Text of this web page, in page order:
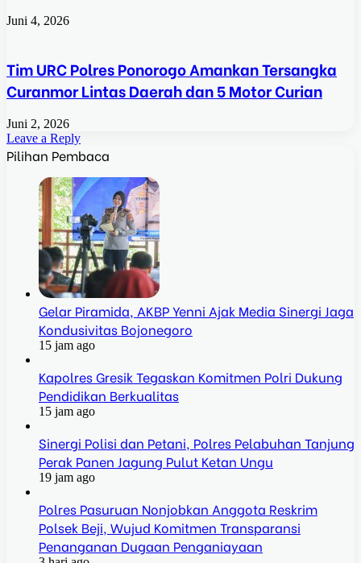
Juni 4, 2026
Tim URC Polres Ponorogo Amankan Tersangka
Curanmor Lintas Daerah dan 5 Motor Curian
Juni 2, 2026
Leave a Reply
Pilihan Pembaca
Gelar Piramida, AKBP Yenni Ajak Media Sinergi Jaga
Kondusivitas Bojonegoro
15 jam ago
Kapolres Gresik Tegaskan Komitmen Polri Dukung
Pendidikan Berkualitas
15 jam ago
Sinergi Polisi dan Petani, Polres Pelabuhan Tanjung
Perak Panen Jagung Pulut Ketan Ungu
19 jam ago
Polres Pasuruan Nonjobkan Anggota Reskrim
Polsek Beji, Wujud Komitmen Transparansi
Penanganan Dugaan Penganiayaan